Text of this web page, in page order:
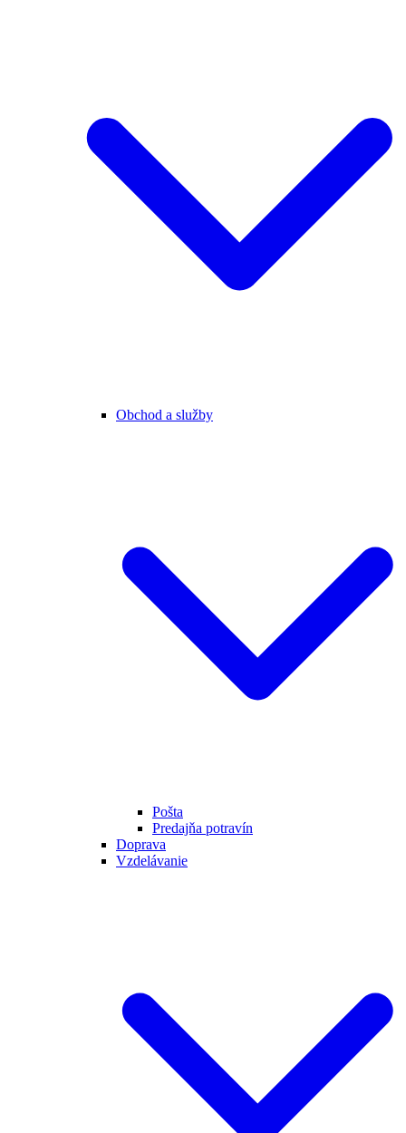
Obchod a služby
Pošta
Predajňa potravín
Doprava
Vzdelávanie